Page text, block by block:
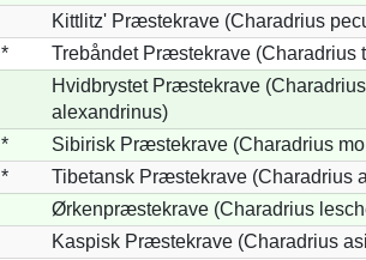
Kittlitz' Præstekrave (Charadrius
*
Trebåndet Præstekrave (Charadrius
Hvidbrystet Præstekrave (Charadrius
alexandrinus)
*
Sibirisk Præstekrave (Charadrius
*
Tibetansk Præstekrave (Charadrius
Ørkenpræstekrave (Charadrius
Kaspisk Præstekrave (Charadrius